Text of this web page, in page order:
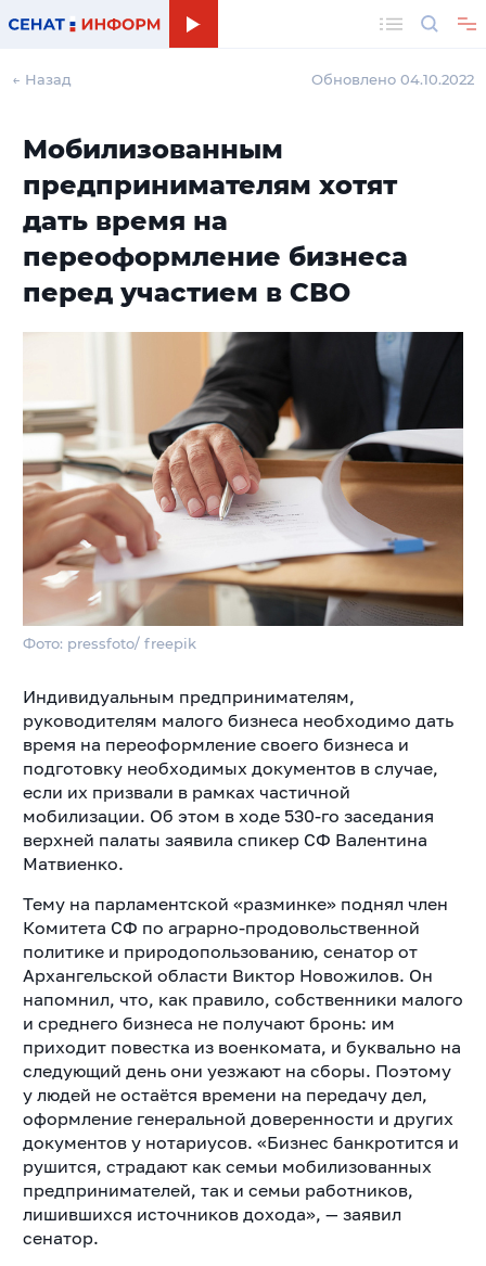
← Назад Обновлено 04.10.2022
Мобилизованным
предпринимателям хотят
дать время на
переоформление бизнеса
перед участием в СВО
Фото: pressfoto/ freepik
Индивидуальным предпринимателям,
руководителям малого бизнеса необходимо дать
время на переоформление своего бизнеса и
подготовку необходимых документов в случае,
если их призвали в рамках частичной
мобилизации. Об этом в ходе 530-го заседания
верхней палаты заявила спикер СФ Валентина
Матвиенко.
Тему на парламентской «разминке» поднял член
Комитета СФ по аграрно-продовольственной
политике и природопользованию, сенатор от
Архангельской области Виктор Новожилов. Он
напомнил, что, как правило, собственники малого
и среднего бизнеса не получают бронь: им
приходит повестка из военкомата, и буквально на
следующий день они уезжают на сборы. Поэтому
у людей не остаётся времени на передачу дел,
оформление генеральной доверенности и других
документов у нотариусов. «Бизнес банкротится и
рушится, страдают как семьи мобилизованных
предпринимателей, так и семьи работников,
лишившихся источников дохода», — заявил
сенатор.